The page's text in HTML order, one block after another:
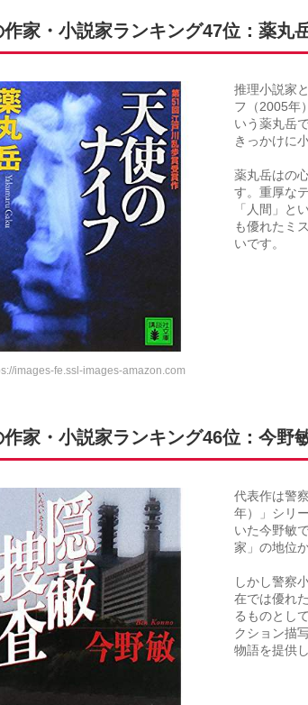
作家・小説家ランキング47位：薬丸
推理小説家
フ（2005年
いう薬丸岳
きっかけに
薬丸岳はの
す。重厚な
「人間」と
も優れたミ
いです。
images-fe.ssl-images-amazon.com
作家・小説家ランキング46位：今野
代表作は警
年）」シリ
いた今野敏
家」の地位
しかし警察
在では優れ
るものとし
クション描
物語を提供